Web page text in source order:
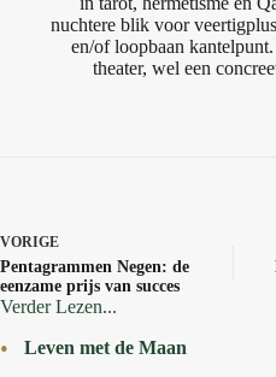
nuchtere blik voor
en/of loopbaan
theater, wel een
VORIGE
Pentagrammen Negen: de
eenzame prijs van succes
Verder Lezen...
Leven met de Maan